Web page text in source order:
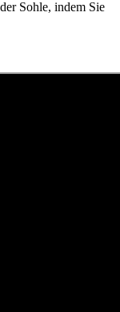
Sohle, indem Sie